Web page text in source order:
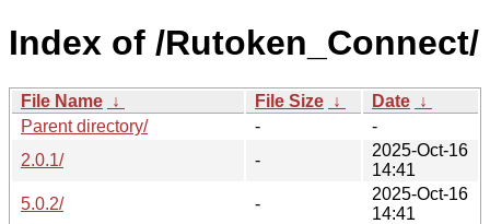
Index of /Rutoken_Connect/
File Name ↓ File Size ↓ Date ↓
Parent directory/
-
-
2.0.1/
-
2025-Oct-16
14:41
5.0.2/
-
2025-Oct-16
14:41